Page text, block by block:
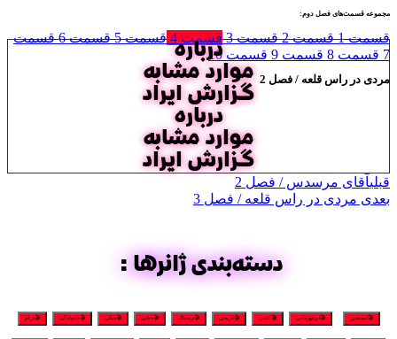
مجموعه قسمت‌های فصل دوم:
قسمت 1 قسمت 2 قسمت 3 قسمت 4 قسمت 5 قسمت 6
قسمت
7 قسمت 8 قسمت 9 قسمت 10
مردی در راس قلعه / فصل 2
درباره
موارد مشابه
گزارش ایراد
درباره
موارد مشابه
گزارش ایراد
قبلیآقای مرسدس / فصل 2
بعدی مردی در راس قلعه / فصل 3
دسته‌بندی ژانرها:
🎬انیمیشن 🎬ابرقهرمانی 🎬اکشن 🎬تاریخی 🎬ترسناک 🎬جنایی 🎬جنگی 🎬خانوادگی 🎬درام